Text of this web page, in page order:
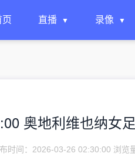
页 直播 录像
奥地利维也纳女
时间：2026-03-26 02:30:00 浏览量